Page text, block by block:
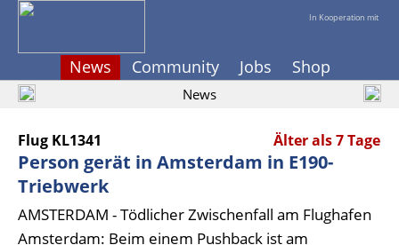
In Kooperation mit
News Community Jobs Shop
News
Flug KL1341 Älter als 7 Tage
Person gerät in Amsterdam in E190-
Triebwerk
AMSTERDAM - Tödlicher Zwischenfall am Flughafen
Amsterdam: Beim einem Pushback ist am